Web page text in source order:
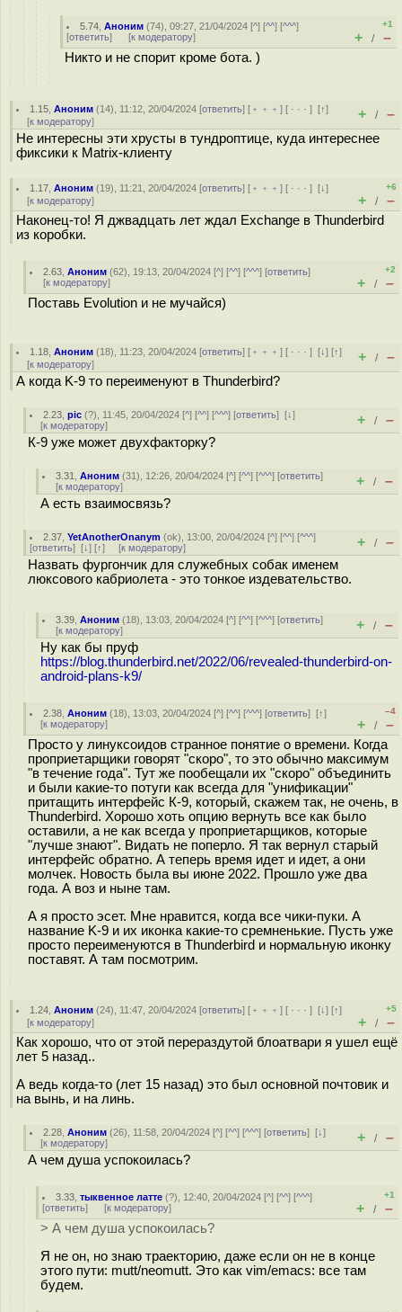
5.74 ,Аноним (74), 09:27, 21/04/2024 [^] [^^] [^^^]
[ответить] [к модератору]
+1
+ / –
Никто и не спорит кроме бота. )
1.15 ,Аноним (14), 11:12, 20/04/2024 [ответить] [ ﹢﹢﹢] [ · · ·][↑]
[к модератору] + / –
Не интересны эти хрусты в тундроптице, куда интереснее
фиксики к Matrix-клиенту
1.17 ,Аноним (19), 11:21, 20/04/2024 [ответить] [ ﹢﹢﹢] [ · · ·][↓]
[к модератору]
+6
+ / –
Наконец-то! Я джвадцать лет ждал Exchange в Thunderbird
из коробки.
2.63 ,Аноним (62), 19:13, 20/04/2024 [^] [^^] [^^^] [ответить]
[к модератору]
+2
+ / –
Поставь Evolution и не мучайся)
1.18 ,Аноним (18), 11:23, 20/04/2024 [ответить] [ ﹢﹢﹢] [ · · ·][↓] [↑]
[к модератору] + / –
А когда K-9 то переименуют в Thunderbird?
2.23 ,pic (?), 11:45, 20/04/2024 [^] [^^] [^^^] [ответить][↓]
[к модератору] + / –
К-9 уже может двухфакторку?
3.31 ,Аноним (31), 12:26, 20/04/2024 [^] [^^] [^^^] [ответить]
[к модератору] + / –
А есть взаимосвязь?
2.37 ,YetAnotherOnanym (ok), 13:00, 20/04/2024 [^] [^^] [^^^]
[ответить] [↓] [↑] [к модератору] + / –
Назвать фургончик для служебных собак именем
люксового кабриолета - это тонкое издевательство.
3.39 ,Аноним (18), 13:03, 20/04/2024 [^] [^^] [^^^] [ответить]
[к модератору] + / –
Ну как бы пруф
https://blog.thunderbird.net/2022/06/revealed-thunderbird-on-
android-plans-k9/
2.38 ,Аноним (18), 13:03, 20/04/2024 [^] [^^] [^^^] [ответить][↑]
[к модератору]
–4
+ / –
Просто у линуксоидов странное понятие о времени. Когда
проприетарщики говорят "скоро", то это обычно максимум
"в течение года". Тут же пообещали их "скоро" объединить
и были какие-то потуги как всегда для "унификации"
притащить интерфейс К-9, который, скажем так, не очень, в
Thunderbird. Хорошо хоть опцию вернуть все как было
оставили, а не как всегда у проприетарщиков, которые
"лучше знают". Видать не поперло. Я так вернул старый
интерфейс обратно. А теперь время идет и идет, а они
молчек. Новость была вы июне 2022. Прошло уже два
года. А воз и ныне там.
А я просто эсет. Мне нравится, когда все чики-пуки. А
название K-9 и их иконка какие-то сремненькие. Пусть уже
просто переименуются в Thunderbird и нормальную иконку
поставят. А там посмотрим.
1.24 ,Аноним (24), 11:47, 20/04/2024 [ответить] [ ﹢﹢﹢] [ · · ·][↓] [↑]
[к модератору]
+5
+ / –
Как хорошо, что от этой перераздутой блоатвари я ушел ещё
лет 5 назад..
А ведь когда-то (лет 15 назад) это был основной почтовик и
на вынь, и на линь.
2.28 ,Аноним (26), 11:58, 20/04/2024 [^] [^^] [^^^] [ответить][↓]
[к модератору] + / –
А чем душа успокоилась?
3.33 ,тыквенное латте (?), 12:40, 20/04/2024 [^] [^^] [^^^]
[ответить] [к модератору]
+1
+ / –
> А чем душа успокоилась?
Я не он, но знаю траекторию, даже если он не в конце
этого пути: mutt/neomutt. Это как vim/emacs: все там
будем.